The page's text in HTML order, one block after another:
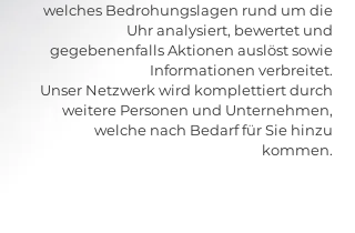
welches Bedrohungslagen rund um die
Uhr analysiert, bewertet und
gegebenenfalls Aktionen auslöst sowie
Informationen verbreitet.
Unser Netzwerk wird komplettiert durch
weitere Personen und Unternehmen,
welche nach Bedarf für Sie hinzu
kommen.